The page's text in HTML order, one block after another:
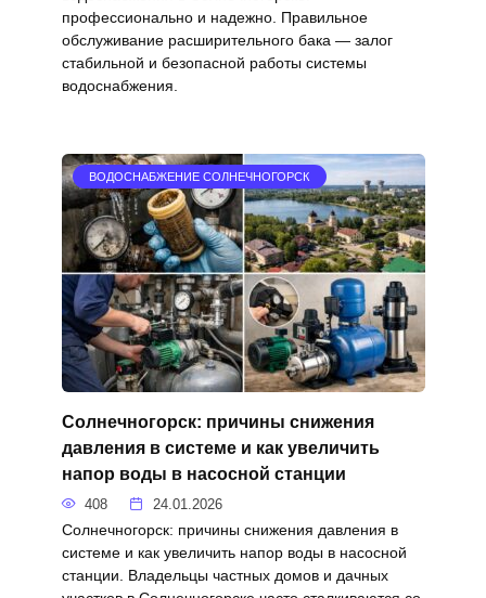
профессионально и надежно. Правильное
обслуживание расширительного бака — залог
стабильной и безопасной работы системы
водоснабжения.
ВОДОСНАБЖЕНИЕ СОЛНЕЧНОГОРСК
Солнечногорск: причины снижения
давления в системе и как увеличить
напор воды в насосной станции
408 24.01.2026
Солнечногорск: причины снижения давления в
системе и как увеличить напор воды в насосной
станции. Владельцы частных домов и дачных